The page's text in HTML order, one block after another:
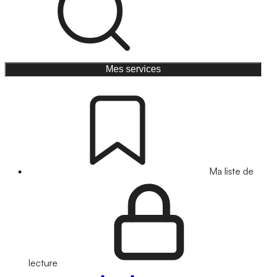
Mes services
Ma liste de
lecture